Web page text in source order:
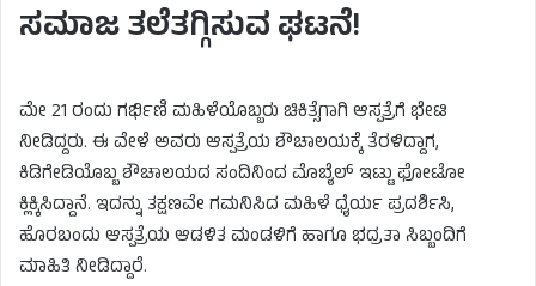
ಸಮಾಜ ತಲೆತಗ್ಗಿಸುವ ಘಟನೆ!
ಮೇ 21 ರಂದು ಗರ್ಭಿಣಿ ಮಹಿಳೆಯೊಬ್ಬರು ಚಿಕಿತ್ಸೆಗಾಗಿ ಆಸ್ಪತ್ರೆಗೆ ಭೇಟಿ
ನೀಡಿದ್ದರು. ಈ ವೇಳೆ ಅವರು ಆಸ್ಪತ್ರೆಯ ಶೌಚಾಲಯಕ್ಕೆ ತೆರಳಿದ್ದಾಗ,
ಕಿಡಿಗೇಡಿಯೊಬ್ಬ ಶೌಚಾಲಯದ ಸಂದಿನಿಂದ ಮೊಬೈಲ್ ಇಟ್ಟು ಫೋಟೋ
ಕ್ಲಿಕ್ಕಿಸಿದ್ದಾನೆ. ಇದನ್ನು ತಕ್ಷಣವೇ ಗಮನಿಸಿದ ಮಹಿಳೆ ಧೈರ್ಯ ಪ್ರದರ್ಶಿಸಿ,
ಹೊರಬಂದು ಆಸ್ಪತ್ರೆಯ ಆಡಳಿತ ಮಂಡಳಿಗೆ ಹಾಗೂ ಭದ್ರತಾ ಸಿಬ್ಬಂದಿಗೆ
ಮಾಹಿತಿ ನೀಡಿದ್ದಾರೆ.